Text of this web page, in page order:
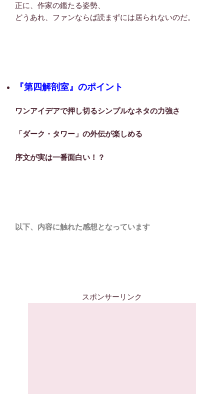
正に、作家の鑑たる姿勢、
どうあれ、ファンならば読まずには居られないのだ。
『第四解剖室』のポイント
ワンアイデアで押し切るシンプルなネタの力強さ
「ダーク・タワー」の外伝が楽しめる
序文が実は一番面白い！？
以下、内容に触れた感想となっています
スポンサーリンク